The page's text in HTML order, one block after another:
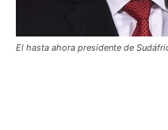
El hasta ahora presidente de